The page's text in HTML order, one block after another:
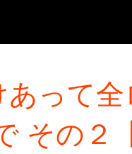
あって
その２